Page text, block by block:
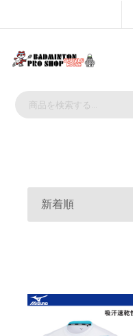
新着順